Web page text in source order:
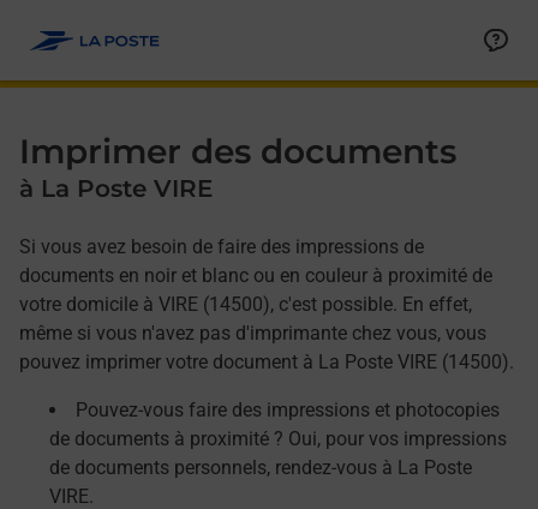
Imprimer des documents
à La Poste VIRE
Si vous avez besoin de faire des impressions de
documents en noir et blanc ou en couleur à proximité de
votre domicile à VIRE (14500), c'est possible. En effet,
même si vous n'avez pas d'imprimante chez vous, vous
pouvez imprimer votre document à La Poste VIRE (14500).
Pouvez-vous faire des impressions et photocopies
de documents à proximité ? Oui, pour vos impressions
de documents personnels, rendez-vous à La Poste
VIRE.